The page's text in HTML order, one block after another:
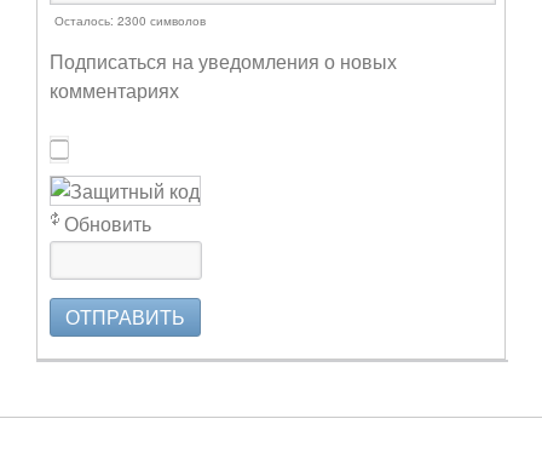
Осталось: 2300 символов
Подписаться на уведомления о новых
комментариях
Обновить
ОТПРАВИТЬ